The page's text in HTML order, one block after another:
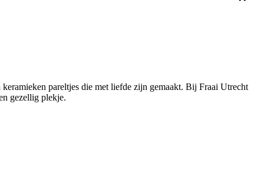
pareltjes die met liefde zijn gemaakt. Bij Fraai Utrecht
gezellig plekje.